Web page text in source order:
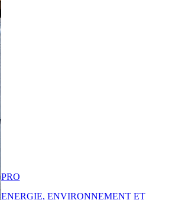
PRO
ENERGIE, ENVIRONNEMENT ET